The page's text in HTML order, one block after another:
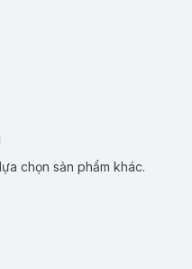
chọn sản phẩm khác.